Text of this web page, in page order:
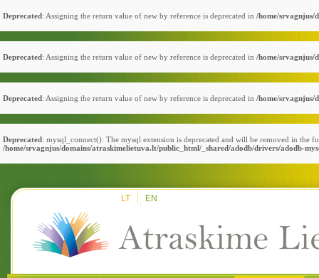
Deprecated: Assigning the return value of new by reference is deprecated in /home/srvagnjus/
Deprecated: Assigning the return value of new by reference is deprecated in /home/srvagnjus/
Deprecated: Assigning the return value of new by reference is deprecated in /home/srvagnjus/
Deprecated: mysql_connect(): The mysql extension is deprecated and will be removed in the
/home/srvagnjus/domains/atraskimelietuva.lt/public_html/_shared/adodb/drivers/adodb-
LT EN